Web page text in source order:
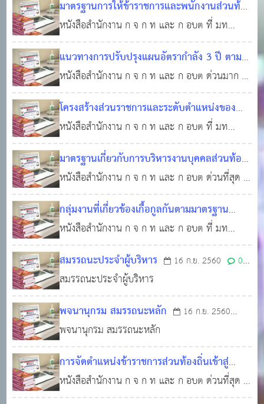
กระทรวงมหาดไทย ที่ มท 0808.2/ว 1536 ลงว
แก้ไขมาตรฐานทั่วไปเกี่ยวกับโครงสร้างการแบ่งส่วน
ราชการ
มาตรฐานการให้ข้าราชการและพนักงานส่วนท้อง
ถิ่นได้เงินเดือน 2558
17 ก.ย. 2560
0
7,867
หนังสือสำนักงาน ก จ ก ท และ ก อบต ที่ มท
0809 5 ว 50 ลงวันที่ 30 ตุลาคม 2558 เรื่อง
มาตรฐานการให้ข้าราชการและพนักงานส่วนท้องถิ่น
ได้เงินเดือน 2558
แนวทางการปรับปรุงแผนอัตรากำลัง 3 ปี ตาม
ระบบจำแนกตำแหน่งใหม่
17 ก.ย. 2560
0
5,524
หนังสือสำนักงาน ก จ ก ท และ ก อบต ด่วนมาก ที่
มท 0809 2 ว 137 ลงวันที่ 30 ธันวาคม 2558
เรื่อง แนวทางการปรับปรุงแผนอัตรากำลัง 3 ปี
โครงสร้างส่วนราชการและระดับตำแหน่งของ
ข้าราชการท้องถิ่น
17 ก.ย. 2560
0
5,710
หนังสือสำนักงาน ก จ ก ท และ ก อบต ที่ มท
0809 2 ว 136 ลงวันที่ 29 ธันวาคม 2558 เรื่อง
โครงสร้างส่วนราชการและระดับตำแหน่งของ
ข้าราชการท้องถิ่น
มาตรฐานเกี่ยวกับการบริหารงานบุคคลส่วนท้อง
ถิ่นในระบบแท่ง
16 ก.ย. 2560 0 4,325
หนังสือสำนักงาน ก จ ก ท และ ก อบต ด่วนที่สุด ที่
มท 0809 2 ว 135 ลงวันที่ 28 ธันวาคม 2558
มาตรฐานเกี่ยวกับการบริหารงานบุคคลส่วนท้องถิ่น
ในระบบแท่ง
กลุ่มงานที่เกี่ยวข้องเกื้อกูลกันตามมาตรฐาน
กำหนดตำแหน่ง
16 ก.ย. 2560 0 6,228
หนังสือสำนักงาน ก จ ก ท และ ก อบต ที่ มท
0809 5 ว 61 ลงวันที่ 29 ธันวาคม 2558 กลุ่มงาน
ที่เกี่ยวข้องเกื้อกูลกันตามมาตรฐานกำหนดตำแหน่ง
สมรรถนะประจำผู้บริหาร 16 ก.ย. 2560
0
5,991
สมรรถนะประจำผู้บริหาร
พจนานุกรม สมรรถนะหลัก
16 ก.ย. 2560
0
6,714
พจนานุกรม สมรรถนะหลัก
การจัดตำแหน่งข้าราชการส่วนท้องถิ่นเข้าสู่
ประเภทตำแหน่ง (ระบบแท่ง
16 ก.ย. 2560
0
6,127
หนังสือสำนักงาน ก จ ก ท และ ก อบต ด่วนที่สุด ที่
มท 0809 5 ว 52 ลงวันที่ 13 พฤศจิกายน 2558